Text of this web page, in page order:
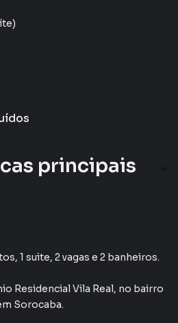
principais
1 suite, 2 vagas e 2 banheiros.
Residencial Vila Real, no bairro
Sorocaba.